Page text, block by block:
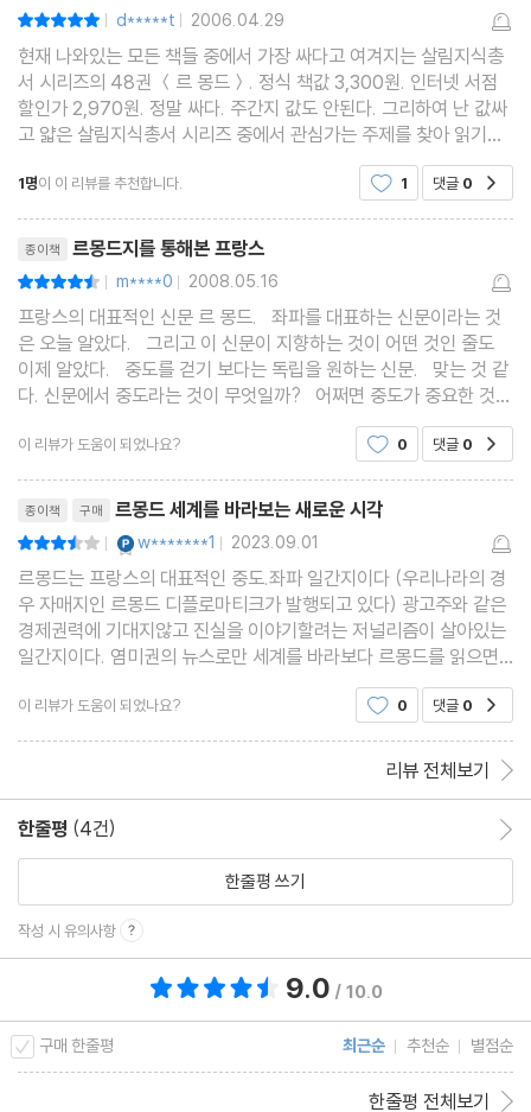
| d*****t | 2006.04.29
현재 나와있는 모든 책들 중에서 가장 싸다고 여겨지는 살림지식총
서 시리즈의 48권 ＜르 몽드＞. 정식 책값 3,300원. 인터넷 서점
할인가 2,970원. 정말 싸다. 주간지 값도 안된다. 그리하여 난 값싸
고 얇은 살림지식총서 시리즈 중에서 관심가는 주제를 찾아 읽기를
즐긴다. 책세상문고 시리즈도 마찬가지. 이런 작고 깜찍한 책들을 좋
아한다. ＜르 몽드＞는 프랑스의 대표적인
1명이 이 리뷰를 추천합니다. 1 댓글 0
종이책 르몽드지를 통해본 프랑스
| m****0 | 2008.05.16
프랑스의 대표적인 신문 르 몽드. 좌파를 대표하는 신문이라는 것
은 오늘 알았다. 그리고 이 신문이 지향하는 것이 어떤 것인 줄도
이제 알았다. 중도를 걷기 보다는 독립을 원하는 신문. 맞는 것 같
다. 신문에서 중도라는 것이 무엇일까? 어쩌면 중도가 중요한 것이
에 굴하지 않고 자신들
이 리뷰가 도움이 되었나요? 0 댓글 0
종이책 구매 르몽드 세계를 바라보는 새로운 시각
| w*******1 | 2023.09.01
르몽드는 프랑스의 대표적인 중도.좌파 일간지이다 (우리나라의 경
우 자매지인 르몽드 디플로마티크가 발행되고 있다) 광고주와 같은
경제권력에 기대지않고 진실을 이야기할려는 저널리즘이 살아있는
일간지이다. 염미권의 뉴스로만 세계를 바라보다 르몽드를 읽으면
새로운 시각과 정답이 없음에 적지않게 놀랄것이다 (실제 몽드는 프
랑스어로 세계라는 뜻이다) 일간지는 힘들겠지만 월
이 리뷰가 도움이 되었나요? 0 댓글 0
리뷰 전체보기
한줄평 (4건)
한줄평 쓰기
작성 시 유의사항
9.0 / 10.0
구매 한줄평 최근순 추천순 별점순
한줄평 전체보기